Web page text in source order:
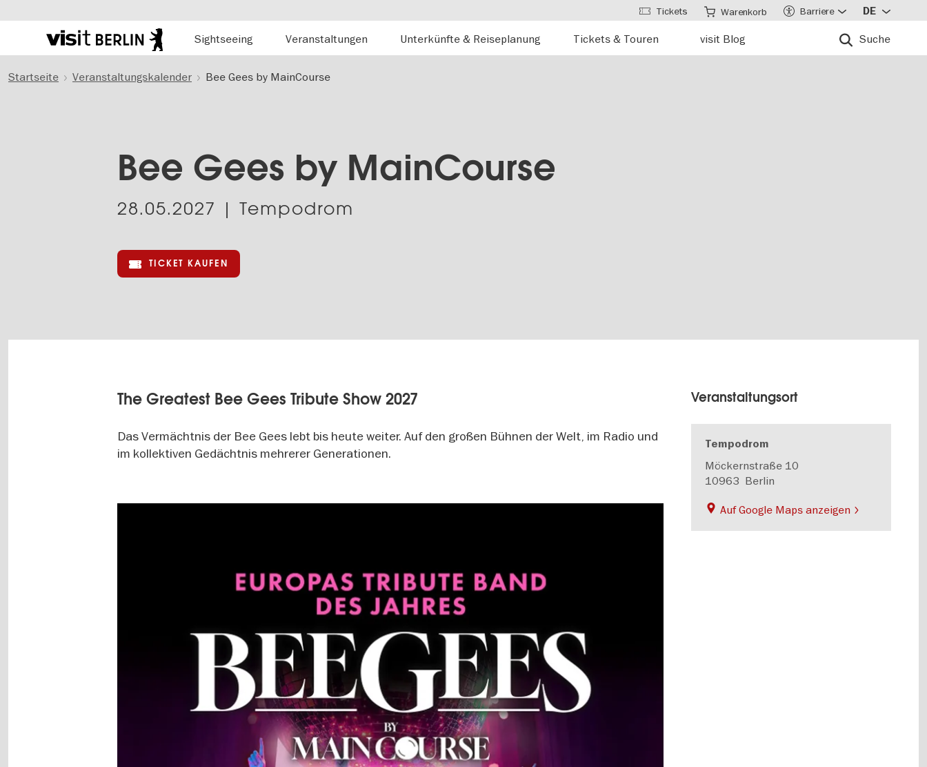
zum
Berlins
Tourismusportal
Sightseeing
Veranstaltungen Unterkünfte & Reiseplanung Tickets & Touren visit Blog Suche
Tickets Warenkorb Barriere DE
Startseite Veranstaltungskalender Bee Gees by MainCourse
Bee Gees by MainCourse
28.05.2027 | Tempodrom
TICKET KAUFEN
The Greatest Bee Gees Tribute Show 2027
Das Vermächtnis der Bee Gees lebt bis heute weiter. Auf den großen Bühnen der Welt, im Radio und
im kollektiven Gedächtnis mehrerer Generationen.
Veranstaltungsort
Tempodrom
Möckernstraße 10
10963 Berlin
Auf Google Maps anzeigen